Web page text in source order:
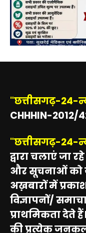
"छत्तीसगढ़-24-
CHHHIN-2012/
"छत्तीसगढ़-24-
द्वारा चलाएं जा
और सूचनाओं को
अख़बारों में
विज्ञापनों/
प्राथमिकता देते
की प्रत्येक